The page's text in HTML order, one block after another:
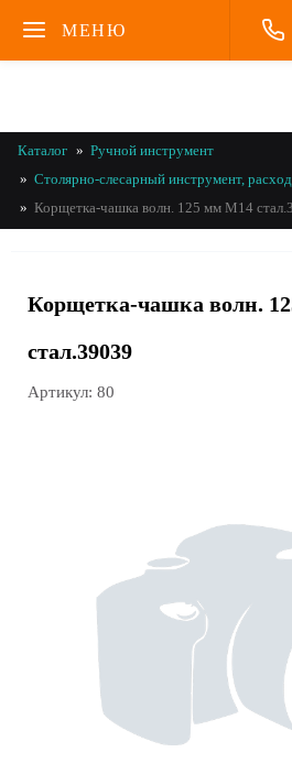
МЕНЮ
Каталог
Ручной инструмент
Столярно-слесарный инструмент,
Корщетка-чашка волн. 125 мм М14
Корщетка-чашка волн.
стал.39039
Артикул: 80